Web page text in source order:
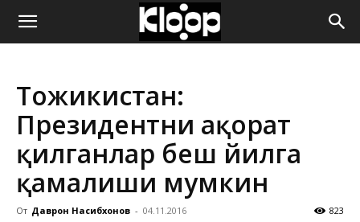
ҚИРҒИЗИСТОН
ЯНГИЛИКЛАРИ
Тожикистан:
Президентни ҳақорат
қилганлар беш йилга
қамалиши мумкин
От Даврон Насибхонов - 04.11.2016 823